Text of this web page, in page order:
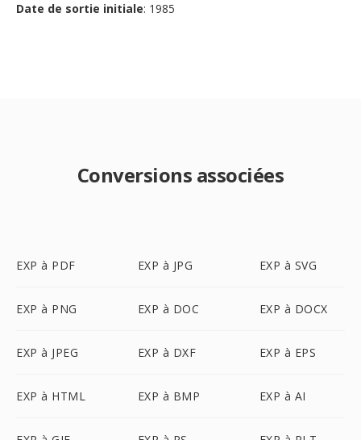
Date de sortie initiale: 1985
Conversions associées
EXP à PDF EXP à JPG EXP à SVG
EXP à PNG EXP à DOC EXP à DOCX
EXP à JPEG EXP à DXF EXP à EPS
EXP à HTML EXP à BMP EXP à AI